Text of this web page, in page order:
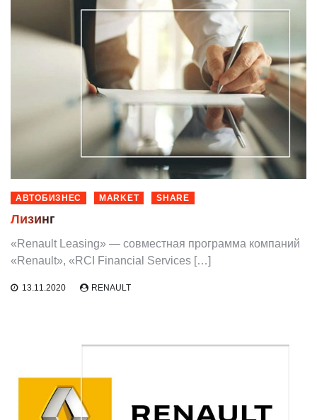
АВТОБИЗНЕС MARKET SHARE
Лизинг
«Renault Leasing» — совместная программа компаний
«Renault», «RCI Financial Services […]
13.11.2020 RENAULT